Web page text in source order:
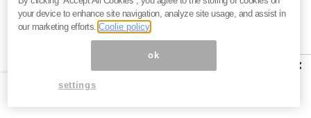
KDDI、コカ・コーラなど
「築地銀だこ」のちょい飲み形態が好調
×
your device to enhance site navigation, analyze site usage, and assist in
our marketing efforts.Coolie policy
ok
settings